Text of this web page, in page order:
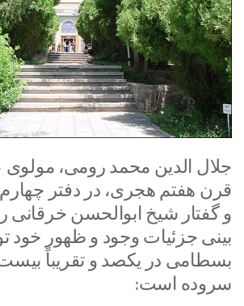
جلال الدین محمد رومی،
قرن هفتم هجری، در دفتر
و گفتار شیخ ابوالحسن خرقانی
بینی جزئیات وجود و ظهور خود
بسطامی در یکصد و تقریباً
سروده است: